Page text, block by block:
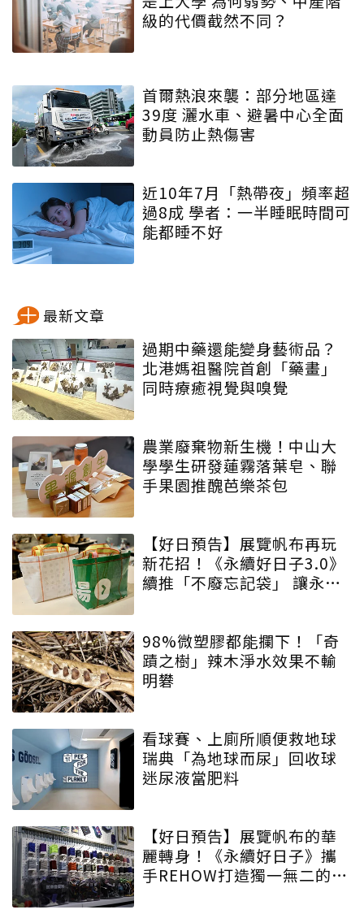
級的代價截然不同？
首爾熱浪來襲：部分地區達
39度 灑水車、避暑中心全面
動員防止熱傷害
近10年7月「熱帶夜」頻率超
過8成 學者：一半睡眠時間可
能都睡不好
最新文章
過期中藥還能變身藝術品？
北港媽祖醫院首創「藥畫」
同時療癒視覺與嗅覺
農業廢棄物新生機！中山大
學學生研發蓮霧落葉皂、聯
手果園推醜芭樂茶包
【好日預告】展覽帆布再玩
新花招！《永續好日子3.0》
續推「不廢忘記袋」 讓永續
98%微塑膠都能攔下！「奇
蹟之樹」辣木淨水效果不輸
明礬
看球賽、上廁所順便救地球
瑞典「為地球而尿」回收球
迷尿液當肥料
【好日預告】展覽帆布的華
麗轉身！《永續好日子》攜
手REHOW打造獨一無二的